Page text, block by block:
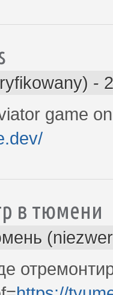
-
game
в тюмени